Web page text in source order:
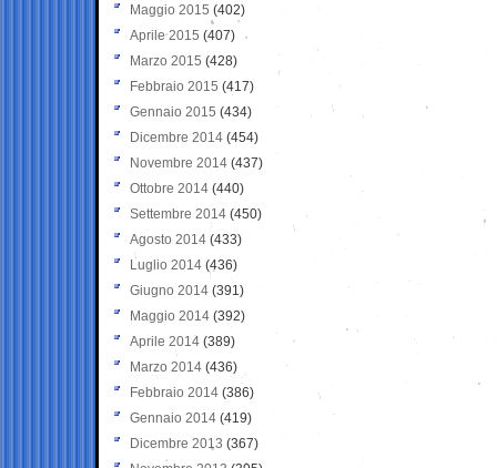
Maggio 2015 (402)
Aprile 2015 (407)
Marzo 2015 (428)
Febbraio 2015 (417)
Gennaio 2015 (434)
Dicembre 2014 (454)
Novembre 2014 (437)
Ottobre 2014 (440)
Settembre 2014 (450)
Agosto 2014 (433)
Luglio 2014 (436)
Giugno 2014 (391)
Maggio 2014 (392)
Aprile 2014 (389)
Marzo 2014 (436)
Febbraio 2014 (386)
Gennaio 2014 (419)
Dicembre 2013 (367)